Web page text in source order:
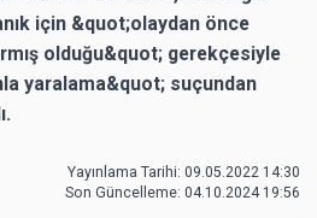
için &quot;olaydan önce
olduğu&quot; gerekçesiyle
yaralama&quot; suçundan
Yayınlama Tarihi: 09.05.2022 14:30
Son Güncelleme: 04.10.2024 19:56